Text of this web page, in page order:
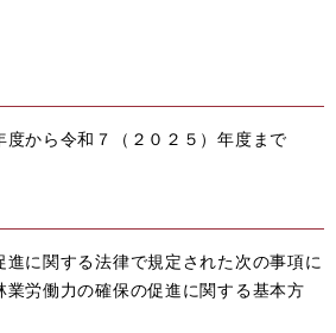
から令和７（２０２５）年度まで
に関する法律で規定された次の事項に
労働力の確保の促進に関する基本方